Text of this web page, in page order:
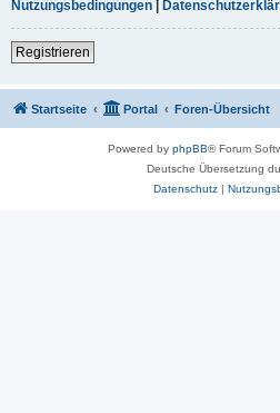
Nutzungsbedingungen |
Registrieren
Startseite Portal Foren-Übersicht
Powered by phpBB® Forum
Deutsche Übersetzung
Datenschutz|